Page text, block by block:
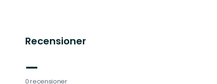
Recensioner
—
0 recensioner